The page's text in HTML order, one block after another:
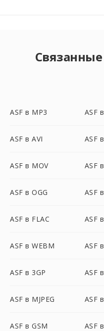
ASF в MP3 ASF
ASF в AVI ASF
ASF в MOV ASF
ASF в OGG ASF
ASF в FLAC ASF
ASF в WEBM ASF
ASF в 3GP ASF
ASF в MJPEG ASF
ASF в GSM ASF